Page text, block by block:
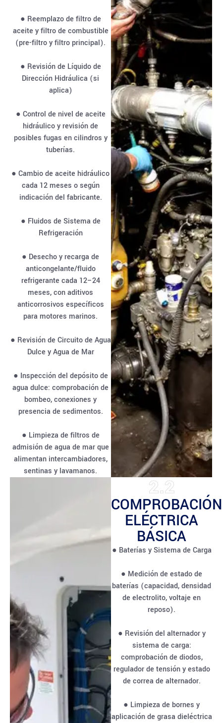
● Reemplazo de filtro de
aceite y filtro de combustible
(pre-filtro y filtro principal).
● Revisión de Líquido de
Dirección Hidráulica (si
aplica)
● Control de nivel de aceite
hidráulico y revisión de
posibles fugas en cilindros y
tuberías.
● Cambio de aceite hidráulico
cada 12 meses o según
indicación del fabricante.
● Fluidos de Sistema de
Refrigeración
● Desecho y recarga de
anticongelante/fluido
refrigerante cada 12–24
meses, con aditivos
anticorrosivos específicos
para motores marinos.
● Revisión de Circuito de Agua
Dulce y Agua de Mar
● Inspección del depósito de
agua dulce: comprobación de
bombeo, conexiones y
presencia de sedimentos.
● Limpieza de filtros de
admisión de agua de mar que
alimentan intercambiadores,
sentinas y lavamanos.
2.2
COMPROBACIÓN
ELÉCTRICA
BÁSICA
● Baterías y Sistema de Carga
● Medición de estado de
baterías (capacidad, densidad
de electrolito, voltaje en
reposo).
● Revisión del alternador y
sistema de carga:
comprobación de diodos,
regulador de tensión y estado
de correa de alternador.
● Limpieza de bornes y
aplicación de grasa dieléctrica